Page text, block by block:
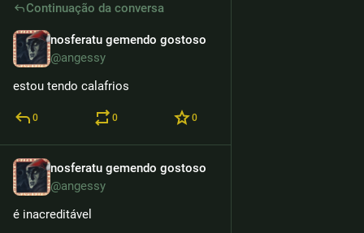
Continuação da conversa
nosferatu gemendo gostoso
@angessy
estou tendo calafrios
0 0 0
nosferatu gemendo gostoso
@angessy
é inacreditável